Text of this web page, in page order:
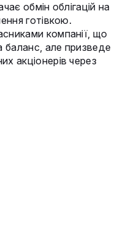
обмін облігацій на
готівкою.
компанії, що
але призведе
акціонерів через